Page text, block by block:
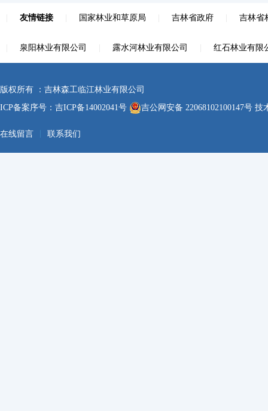
友情链接 国家林业和草原局 吉林省政府 吉林省
泉阳林业有限公司 露水河林业有限公司 红石林业有限
版权所有 ：吉林森工临江林业有限公司
ICP备案序号： 吉ICP备14002041号 吉公网安备 22068102100147号 技
在线留言 联系我们